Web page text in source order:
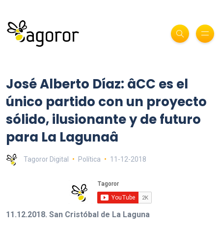
José Alberto Díaz: âCC es el
único partido con un proyecto
sólido, ilusionante y de futuro
para La Lagunaâ
Tagoror Digital Política 11-12-2018
11.12.2018. San Cristóbal de La Laguna